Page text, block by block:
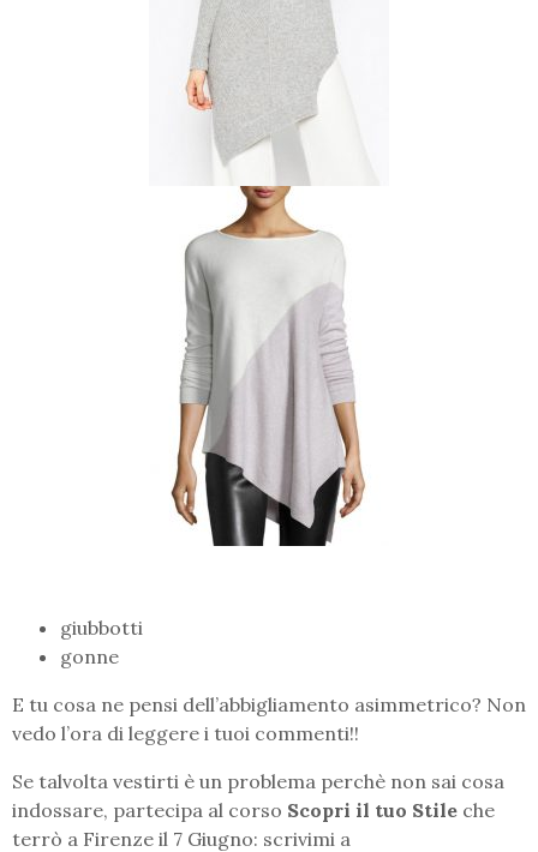
giubbotti
gonne
E tu cosa ne pensi dell’abbigliamento asimmetrico? Non
vedo l’ora di leggere i tuoi commenti!!
Se talvolta vestirti è un problema perchè non sai cosa
indossare, partecipa al corso Scopri il tuo Stile che
terrò a Firenze il 7 Giugno: scrivimi a